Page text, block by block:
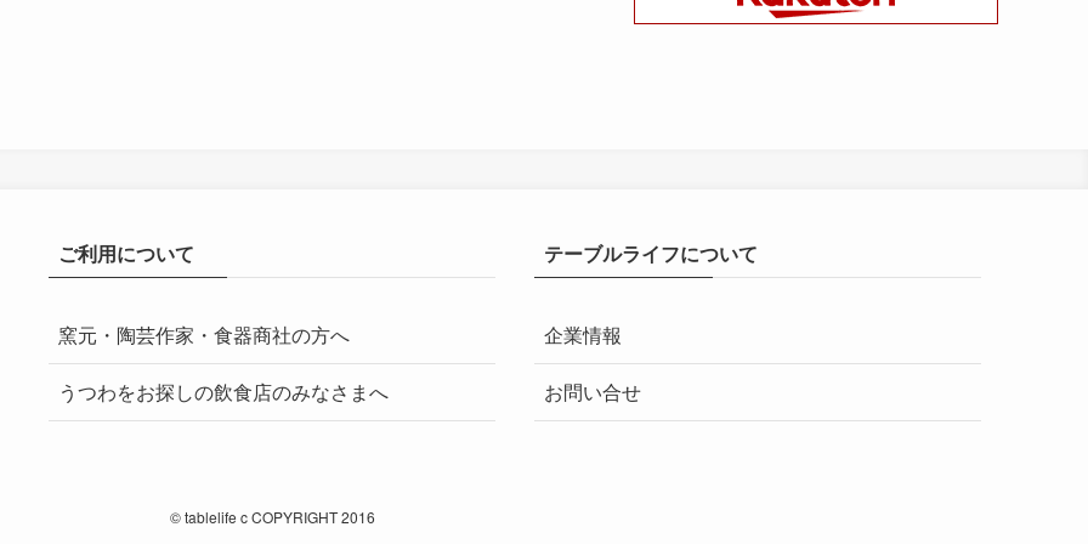
ご利用について
窯元・陶芸作家・食器商社の方へ
うつわをお探しの飲食店のみなさまへ
テーブルライフについて
企業情報
お問い合せ
©tablelife c COPYRIGHT 2016